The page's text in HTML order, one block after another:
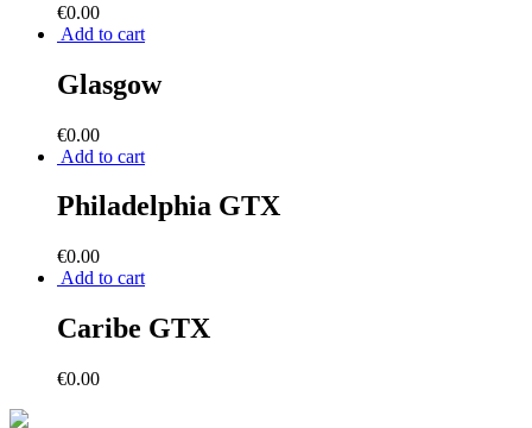
€0.00
Add to cart
Glasgow
€0.00
Add to cart
Philadelphia GTX
€0.00
Add to cart
Caribe GTX
€0.00